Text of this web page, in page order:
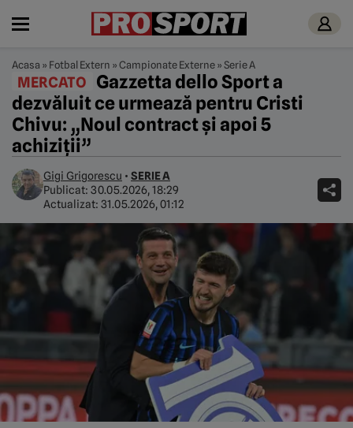
Acasa » Fotbal Extern »Campionate Externe»Serie A
MERCATO
Gazzetta dello Sport a
dezvăluit ce urmează pentru Cristi
Chivu: „Noul contract și apoi 5
achiziții”
Gigi Grigorescu • SERIE A
Publicat: 30.05.2026, 18:29
Actualizat: 31.05.2026, 01:12